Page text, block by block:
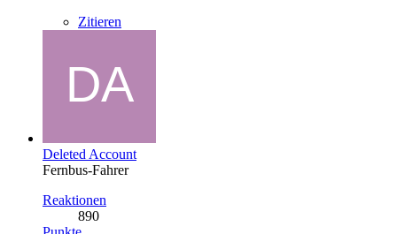
Zitieren
Deleted Account
Fernbus-Fahrer
Reaktionen
890